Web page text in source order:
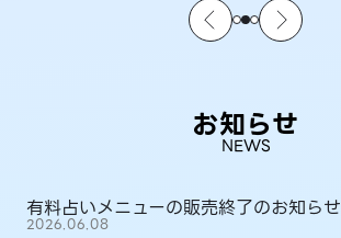
お知らせ
NEWS
有料占いメニューの販売終了のお知らせ
2026.06.08